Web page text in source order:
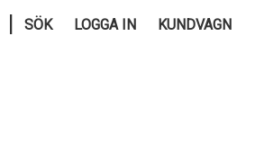
SÖK LOGGA IN KUNDVAGN